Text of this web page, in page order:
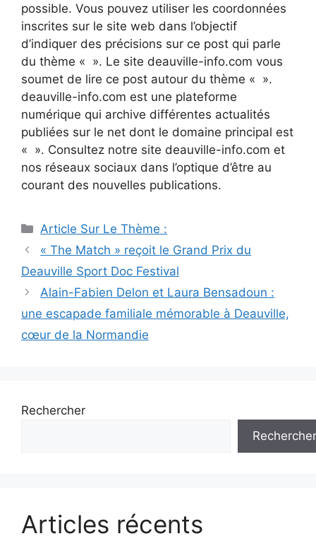
possible. Vous pouvez utiliser les coordonnées
inscrites sur le site web dans l’objectif
d’indiquer des précisions sur ce post qui parle
du thème « ». Le site deauville-info.com vous
soumet de lire ce post autour du thème « ».
deauville-info.com est une plateforme
numérique qui archive différentes actualités
publiées sur le net dont le domaine principal est
« ». Consultez notre site deauville-info.com et
nos réseaux sociaux dans l’optique d’être au
courant des nouvelles publications.
Catégories
Article Sur Le Thème :
Navigation
des
« The Match » reçoit le Grand Prix du
Deauville Sport Doc Festival
Alain-Fabien Delon et Laura Bensadoun :
une escapade familiale mémorable à Deauville,
cœur de la Normandie
Rechercher
Rechercher
Articles récents